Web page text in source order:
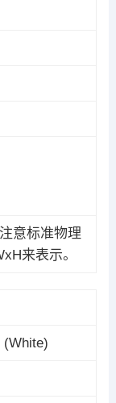
意标准物理
来表示。
(White)